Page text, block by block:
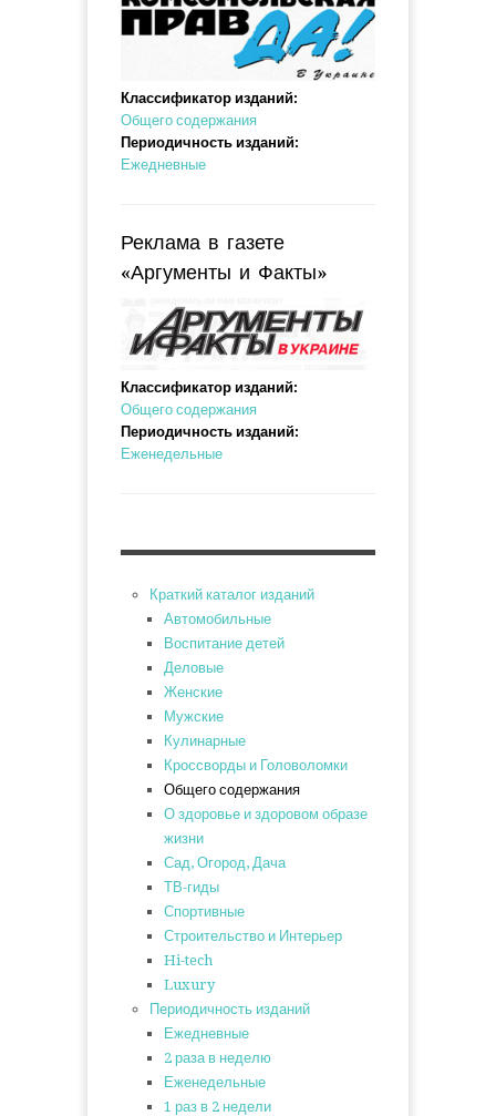
Классификатор изданий:
Общего содержания
Периодичность изданий:
Ежедневные
Реклама в газете
«Аргументы и Факты»
Классификатор изданий:
Общего содержания
Периодичность изданий:
Еженедельные
Краткий каталог изданий
Автомобильные
Воспитание детей
Деловые
Женские
Мужские
Кулинарные
Кроссворды и Головоломки
Общего содержания
О здоровье и здоровом образе
жизни
Сад, Огород, Дача
ТВ-гиды
Спортивные
Строительство и Интерьер
Hi-tech
Luxury
Периодичность изданий
Ежедневные
2 раза в неделю
Еженедельные
1 раз в 2 недели